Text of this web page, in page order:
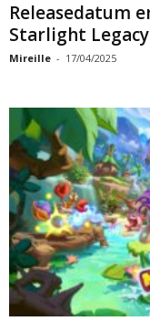
Releasedatum
Starlight Legacy
Mireille - 17/04/2025